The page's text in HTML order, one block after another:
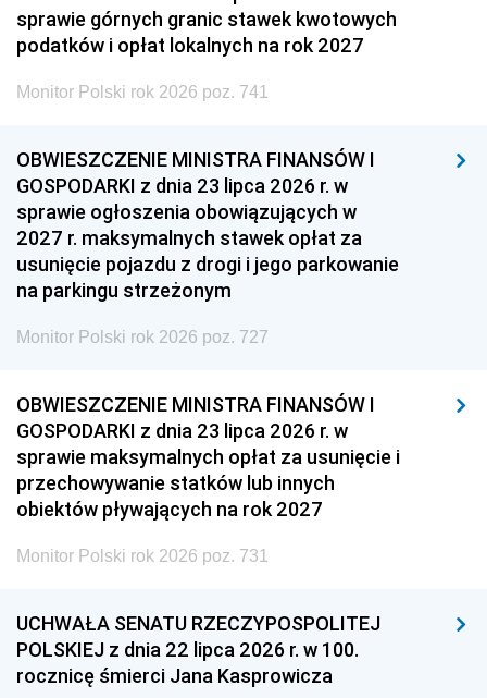
sprawie górnych granic stawek kwotowych
podatków i opłat lokalnych na rok 2027
Monitor Polski rok 2026 poz. 741
OBWIESZCZENIE MINISTRA FINANSÓW I
GOSPODARKI z dnia 23 lipca 2026 r. w
sprawie ogłoszenia obowiązujących w
2027 r. maksymalnych stawek opłat za
usunięcie pojazdu z drogi i jego parkowanie
na parkingu strzeżonym
Monitor Polski rok 2026 poz. 727
OBWIESZCZENIE MINISTRA FINANSÓW I
GOSPODARKI z dnia 23 lipca 2026 r. w
sprawie maksymalnych opłat za usunięcie i
przechowywanie statków lub innych
obiektów pływających na rok 2027
Monitor Polski rok 2026 poz. 731
UCHWAŁA SENATU RZECZYPOSPOLITEJ
POLSKIEJ z dnia 22 lipca 2026 r. w 100.
rocznicę śmierci Jana Kasprowicza